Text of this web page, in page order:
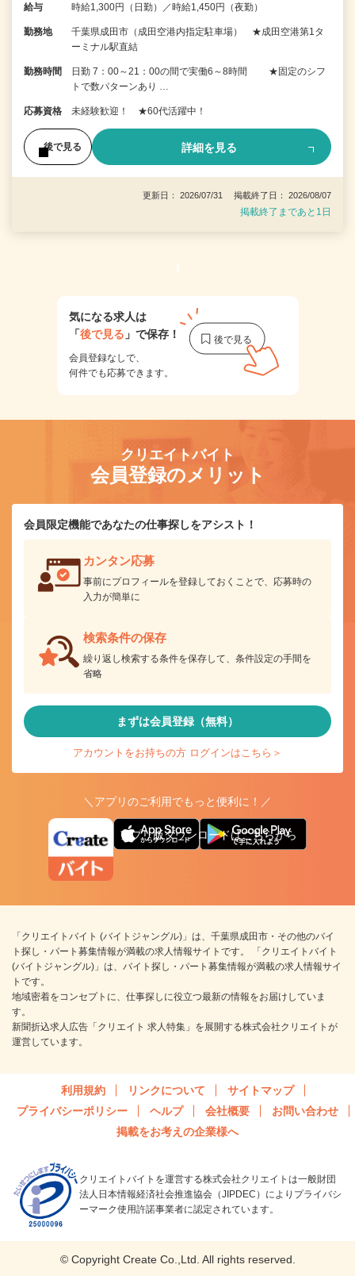
給与 時給1,300円（日勤）／時給1,450円（夜勤）
勤務地
千葉県成田市（成田空港内指定駐車場） ★成田空港第1タ
ーミナル駅直結
勤務時間
日勤 7：00～21：00の間で実働6～8時間 ★固定のシフ
トで数パターンあり …
応募資格 未経験歓迎！ ★60代活躍中！
後で見る 詳細を見る
更新日： 2026/07/31 掲載終了日： 2026/08/07
掲載終了まであと1日
1
気になる求人は
「後で見る 」で保存！
会員登録なしで、
何件でも応募できます。
クリエイトバイト
会員登録のメリット
会員限定機能であなたの仕事探しをアシスト！
カンタン応募
事前にプロフィールを登録しておくことで、応募時の
入力が簡単に
検索条件の保存
繰り返し検索する条件を保存して、条件設定の手間を
省略
まずは会員登録（無料）
アカウントをお持ちの方 ログインはこちら＞
＼アプリのご利用でもっと便利に！／
アプリ版ダウンロードはこちらから
「クリエイトバイト (バイトジャングル)」は、千葉県成田市・その他のバイ
ト探し・パート募集情報が満載の求人情報サイトです。 「クリエイトバイト
(バイトジャングル)」は、バイト探し・パート募集情報が満載の求人情報サイ
トです。
地域密着をコンセプトに、仕事探しに役立つ最新の情報をお届けしていま
す。
新聞折込求人広告「クリエイト 求人特集」を展開する株式会社クリエイトが
運営しています。
利用規約 リンクについて
サイトマップ
プライバシーポリシー
ヘルプ 会社概要
お問い合わせ
掲載をお考えの企業様へ
クリエイトバイトを運営する株式会社クリエイトは一般財団
法人日本情報経済社会推進協会（JIPDEC）によりプライバシ
ーマーク使用許諾事業者に認定されています。
© Copyright Create Co.,Ltd. All rights reserved.